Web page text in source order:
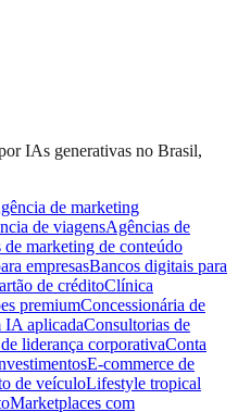
IAs generativas no Brasil,
de marketing
de viagensAgências de
de marketing de conteúdo
empresasBancos digitais para
de créditoClínica
premiumConcessionária de
IA aplicadaConsultorias de
liderança corporativaConta
E-commerce de
de veículoLifestyle tropical
Marketplaces com